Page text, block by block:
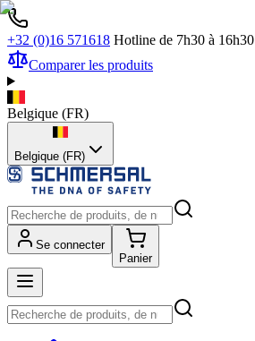
+32 (0)16 571618 Hotline de 7h30 à 16h30
Comparer les produits
Belgique (FR)
Belgique (FR)
Se connecter
Panier